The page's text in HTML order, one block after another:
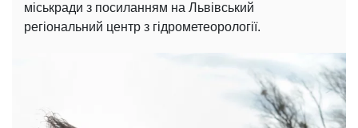
міськради з посиланням на Львівський
регіональний центр з гідрометеорології.